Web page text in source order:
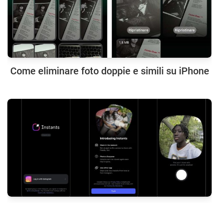
Come eliminare foto doppie e simili su iPhone